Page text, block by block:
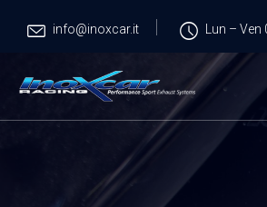
info@inoxcar.it Lun – Ven